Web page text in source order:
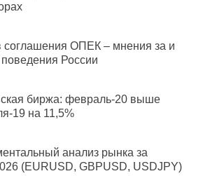
соглашения ОПЕК – мнения за и
России
биржа: февраль-20 выше
19 на 11,5%
анализ рынка за
(EURUSD, GBPUSD, USDJPY)